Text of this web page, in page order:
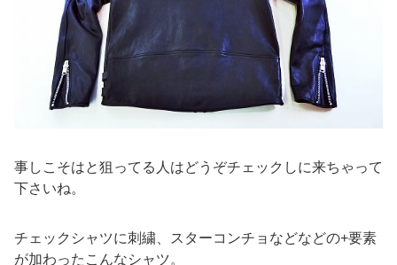
事しこそはと狙ってる人はどうぞチェックしに来ちゃって
下さいね。
チェックシャツに刺繍、スターコンチョなどなどの+要素
が加わったこんなシャツ。